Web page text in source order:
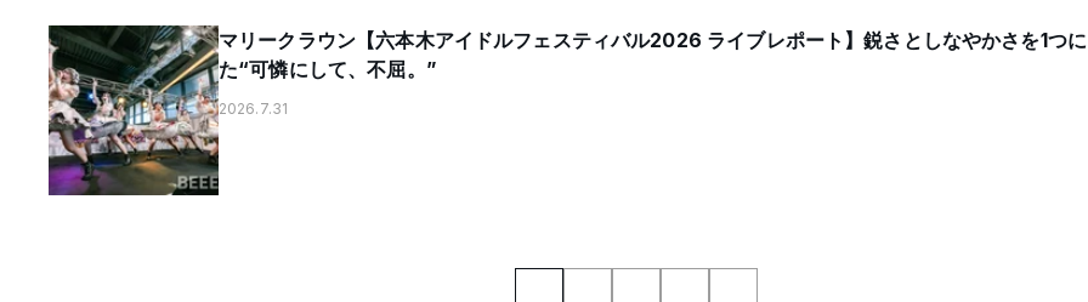
マリークラウン【六本木アイドルフェスティバル2026 ライブレポート】鋭さとしなやかさを1つ
た“可憐にして、不屈。”
2026.7.31